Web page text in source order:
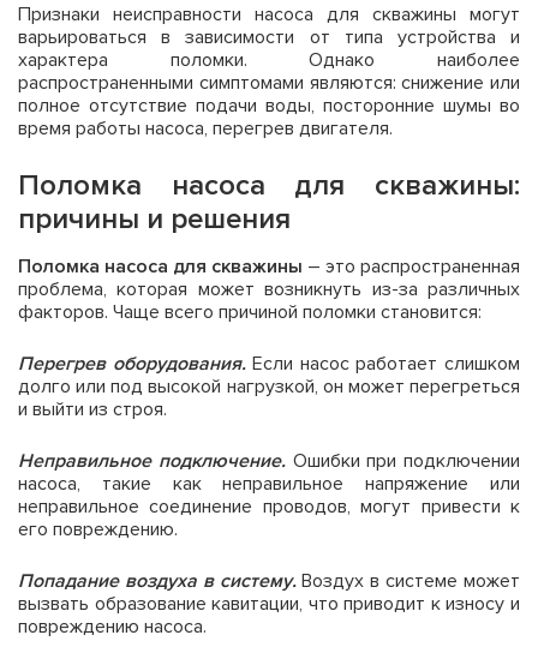
Признаки неисправности насоса для скважины могут
варьироваться в зависимости от типа устройства и
характера поломки. Однако наиболее
распространенными симптомами являются: снижение или
полное отсутствие подачи воды, посторонние шумы во
время работы насоса, перегрев двигателя.
Поломка насоса для скважины:
причины и решения
Поломка насоса для скважины – это распространенная
проблема, которая может возникнуть из-за различных
факторов. Чаще всего причиной поломки становится:
Перегрев оборудования.Если насос работает слишком
долго или под высокой нагрузкой, он может перегреться
и выйти из строя.
Неправильное подключение.Ошибки при подключении
насоса, такие как неправильное напряжение или
неправильное соединение проводов, могут привести к
его повреждению.
Попадание воздуха в систему.Воздух в системе может
вызвать образование кавитации, что приводит к износу и
повреждению насоса.